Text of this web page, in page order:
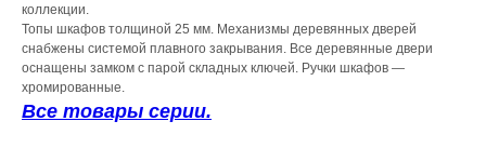
коллекции.
Топы шкафов толщиной 25 мм. Механизмы деревянных дверей
снабжены системой плавного закрывания. Все деревянные двери
оснащены замком с парой складных ключей. Ручки шкафов —
хромированные.
Все товары серии.